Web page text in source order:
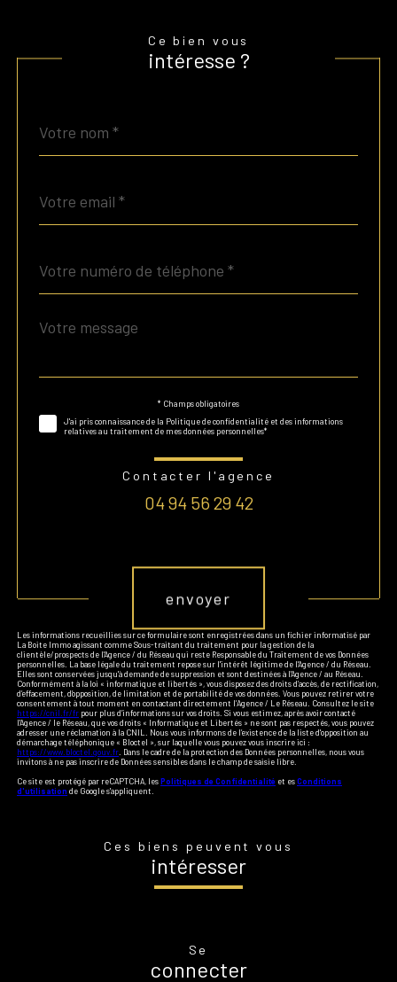
Ce bien vous
intéresse ?
*
*
*
Fieldset
défaut
Message
*
Validation
* Champs obligatoires
J'ai pris connaissance de la Politique de confidentialité et des informations
relatives au traitement de mes données personnelles*
Contacter l'agence
04 94 56 29 42
envoyer
Les informations recueillies sur ce formulaire sont enregistrées dans un fichier informatisé par
La Boite Immo agissant comme Sous-traitant du traitement pour la gestion de la
clientèle/prospects de l'Agence / du Réseau qui reste Responsable du Traitement de vos Données
personnelles. La base légale du traitement repose sur l'intérêt légitime de l'Agence / du Réseau.
Elles sont conservées jusqu'à demande de suppression et sont destinées à l'Agence / au Réseau.
Conformément à la loi « informatique et libertés », vous disposez des droits d’accès, de rectification,
d’effacement, d’opposition, de limitation et de portabilité de vos données. Vous pouvez retirer votre
consentement à tout moment en contactant directement l’Agence / Le Réseau. Consultez le site
https://cnil.fr/fr pour plus d’informations sur vos droits. Si vous estimez, après avoir contacté
l'Agence / le Réseau, que vos droits « Informatique et Libertés » ne sont pas respectés, vous pouvez
adresser une réclamation à la CNIL. Nous vous informons de l’existence de la liste d'opposition au
démarchage téléphonique « Bloctel », sur laquelle vous pouvez vous inscrire ici :
https://www.bloctel.gouv.fr . Dans le cadre de la protection des Données personnelles, nous vous
invitons à ne pas inscrire de Données sensibles dans le champ de saisie libre.
Ce site est protégé par reCAPTCHA, lesPolitiques de Confidentialité et esConditions
d'utilisation de Google s'appliquent.
Ces biens peuvent vous
intéresser
Se
connecter